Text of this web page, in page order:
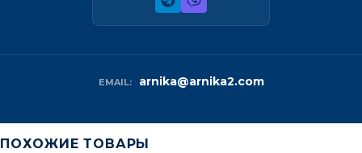
EMAIL: arnika@arnika2.com
ПОХОЖИЕ ТОВАРЫ